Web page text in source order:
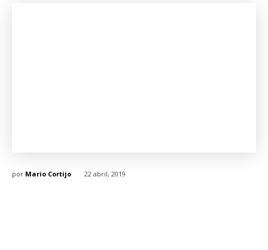
por Mario Cortijo 22 abril, 2019